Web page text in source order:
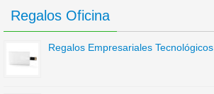
Regalos Oficina
Regalos Empresariales Tecnológicos